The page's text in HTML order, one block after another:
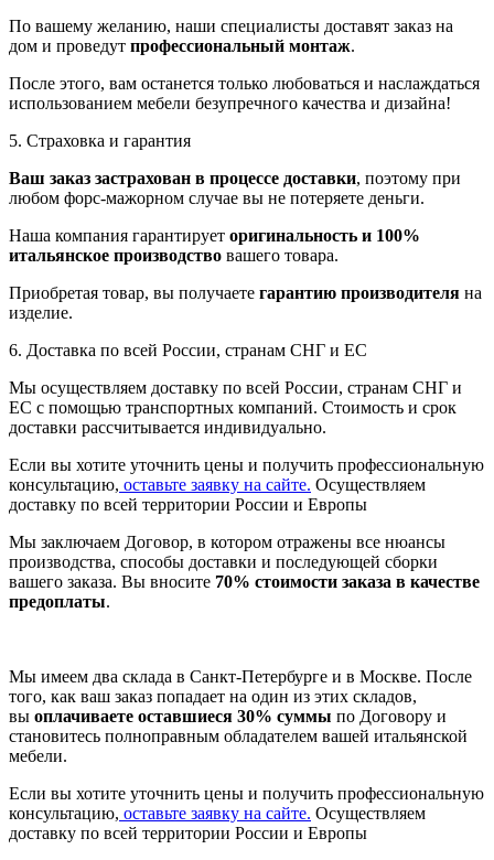
По вашему желанию, наши специалисты доставят заказ на
дом и проведут профессиональный монтаж.
После этого, вам останется только любоваться и наслаждаться
использованием мебели безупречного качества и дизайна!
5. Страховка и гарантия
Ваш заказ застрахован в процессе доставки, поэтому при
любом форс-мажорном случае вы не потеряете деньги.
Наша компания гарантирует оригинальность и 100%
итальянское производство вашего товара.
Приобретая товар, вы получаете гарантию производителя на
изделие.
6. Доставка по всей России, странам СНГ и ЕС
Мы осуществляем доставку по всей России, странам СНГ и
ЕС с помощью транспортных компаний. Стоимость и срок
доставки рассчитывается индивидуально.
Если вы хотите уточнить цены и получить профессиональную
консультацию, оставьте заявку на сайте. Осуществляем
доставку по всей территории России и Европы
Мы заключаем Договор, в котором отражены все нюансы
производства, способы доставки и последующей сборки
вашего заказа. Вы вносите 70% стоимости заказа в качестве
предоплаты.
Мы имеем два склада в Санкт-Петербурге и в Москве. После
того, как ваш заказ попадает на один из этих складов,
вы оплачиваете оставшиеся 30% суммы по Договору и
становитесь полноправным обладателем вашей итальянской
мебели.
Если вы хотите уточнить цены и получить профессиональную
консультацию, оставьте заявку на сайте. Осуществляем
доставку по всей территории России и Европы